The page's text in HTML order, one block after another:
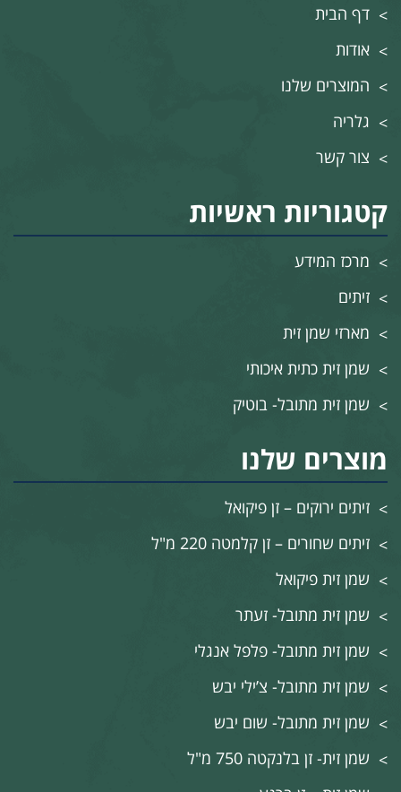
דף הבית
אודות
המוצרים שלנו
גלריה
צור קשר
קטגוריות ראשיות
מרכז המידע
זיתים
מארזי שמן זית
שמן זית כתית איכותי
שמן זית מתובל- בוטיק
מוצרים שלנו
זיתים ירוקים – זן פיקואל
זיתים שחורים – זן קלמטה 220 מ"ל
שמן זית פיקואל
שמן זית מתובל- זעתר
שמן זית מתובל- פלפל אנגלי
שמן זית מתובל- צ’ילי יבש
שמן זית מתובל- שום יבש
שמן זית- זן בלנקטה 750 מ"ל